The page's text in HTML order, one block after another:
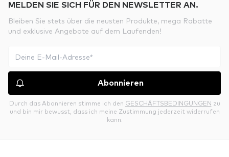
MELDEN SIE SICH FÜR DEN NEWSLETTER AN.
Bleiben Sie stets über die neusten Produkte, mega Rabatte
und exklusive Angebote auf dem Laufenden!
Abonnieren
Durch das Abonnieren stimme ich den GESCHÄFTSBEDINGUNGEN zu
und bin mir bewusst, dass ich meine Zustimmung jederzeit widerrufen
kann.